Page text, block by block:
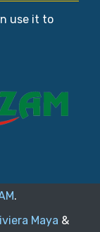
use it to
.
Maya &